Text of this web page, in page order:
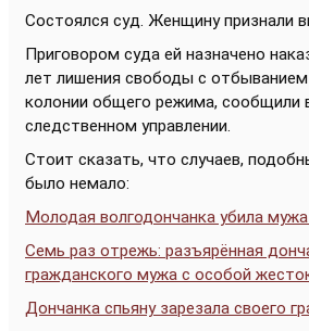
Состоялся суд. Женщину признали
Приговором суда ей назначено
лет лишения свободы с отбыванием
колонии общего режима, сообщили
следственном управлении.
Стоит сказать, что случаев,
было немало:
Молодая волгодончанка убила
Семь раз отрежь: разъярённая
гражданского мужа с особой
Дончанка спьяну зарезала своего